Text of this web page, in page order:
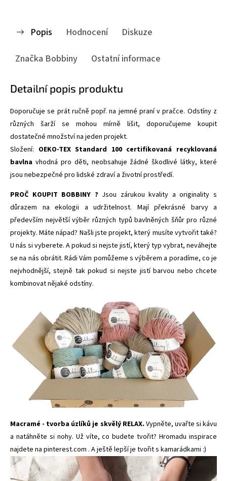
Popis Hodnocení
Diskuze
Značka Bobbiny Ostatní informace
Detailní popis produktu
Doporučuje se prát ručně popř. na jemné praní v pračce. Odstíny z
různých šarží se mohou mírně lišit, doporučujeme koupit
dostatečné množství na jeden projekt.
Složení: OEKO-TEX Standard 100 certifikovaná recyklovaná
bavlna vhodná pro děti, neobsahuje žádné škodlivé látky, které
jsou nebezpečné pro lidské zdraví a životní prostředí.
PROČ KOUPIT BOBBINY ? Jsou zárukou kvality a originality s
důrazem na ekologii a udržitelnost. Mají překrásné barvy a
především největší výběr různých typů bavlněných šňůr pro různé
projekty. Máte nápad? Našli jste projekt, který musíte vytvořit také?
U nás si vyberete. A pokud si nejste jistí, který typ vybrat, neváhejte
se na nás obrátit. Rádi Vám pomůžeme s výběrem a poradíme, co je
nejvhodnější, stejně tak pokud si nejste jistí barvou nebo chcete
kombinovat nějaké odstíny.
Macramé - tvorba úzlíků je skvělý RELAX. Vypněte, uvařte si kávu
a natáhněte si nohy. Už víte, co budete tvořit? Hromadu inspirace
najdete na pinterest.com . A ještě lepší je tvořit s kamarádkami :)